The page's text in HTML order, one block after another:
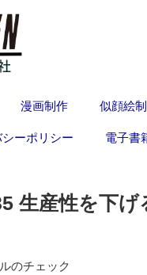
漫画制作 似顔絵
ーポリシー 電子書
生産性を下げ
のチェック